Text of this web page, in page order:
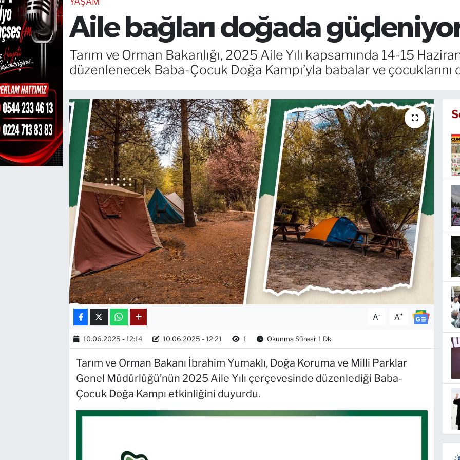
Aile bağları doğada
Tarım ve Orman Bakanlığı, 2025 Aile Yılı kapsamında 14-15
düzenlenecek Baba-Çocuk Doğa Kampı’yla babalar ve
A- A+
10.06.2025 - 12:14 10.06.2025 - 12:21 1 Okunma Süresi: 1 Dk
Tarım ve Orman Bakanı İbrahim Yumaklı, Doğa Koruma ve Milli Parklar
Genel Müdürlüğü’nün 2025 Aile Yılı çerçevesinde düzenlediği Baba-
Çocuk Doğa Kampı etkinliğini duyurdu.
TEKNOLOJİ
CANLI DİNLE
RESMİ İLANLAR
Gencsesfm Canlı Dinle